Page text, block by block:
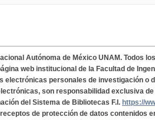
Autónoma de México UNAM. Todos
web institucional de la Facultad de
electrónicas personales de investigación o
son responsabilidad exclusiva
del Sistema de Bibliotecas F.I. https://
de protección de datos contenidos